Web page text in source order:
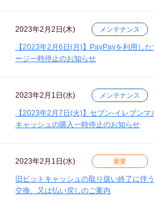
2023年2月2日(木) メンテナンス
【2023年2月6日(月)】PayPayを利用し
ージ一時停止のお知らせ
2023年2月1日(水) メンテナンス
【2023年2月7日(火)】セブン‐イレブン
キャッシュの購入一時停止のお知らせ
2023年2月1日(水) 重要
旧ビットキャッシュの取り扱い終了に伴
交換、又は払い戻しのご案内